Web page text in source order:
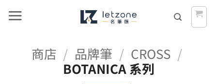
商店 / 品牌筆 / CROSS /
BOTANICA 系列